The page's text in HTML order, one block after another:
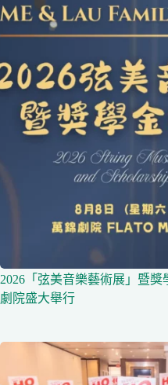
2026「弦美音樂藝術展」暨
劇院盛大舉行